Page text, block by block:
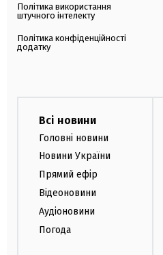
Політика використання
штучного інтелекту
Політика конфіденційності
додатку
Всі новини
Головні новини
Новини України
Прямий ефір
Відеоновини
Аудіоновини
Погода